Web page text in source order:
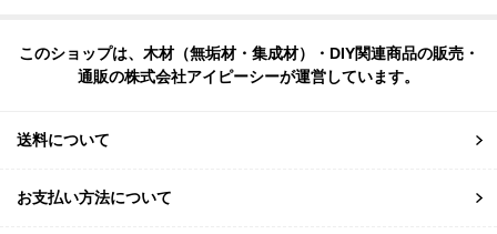
このショップは、木材（無垢材・集成材）・DIY関連商品の販売・
通販の株式会社アイピーシーが運営しています。
送料について
お支払い方法について